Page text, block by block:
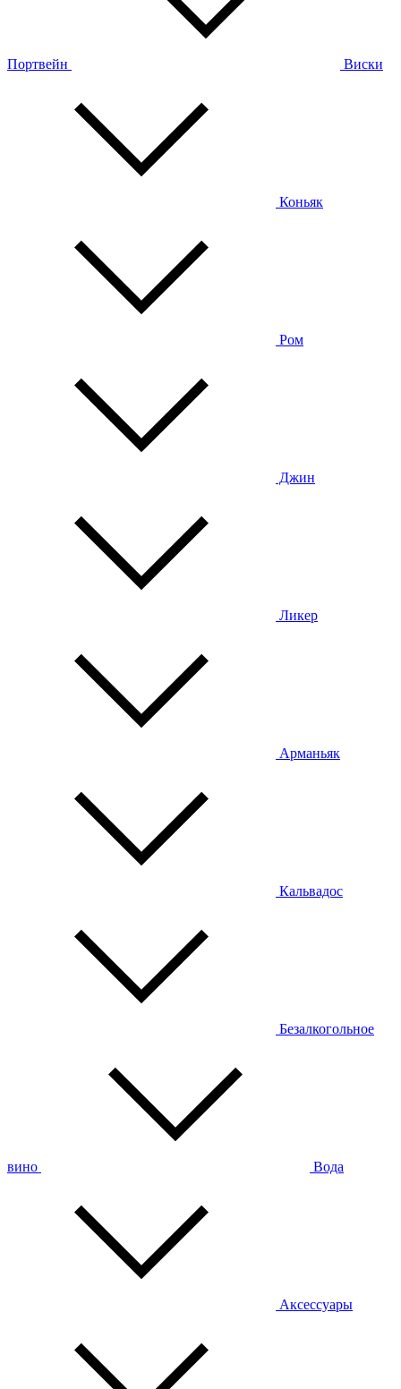
Портвейн Виски
Коньяк
Ром
Джин
Ликер
Арманьяк
Кальвадос
Безалкогольное
вино Вода
Аксессуары